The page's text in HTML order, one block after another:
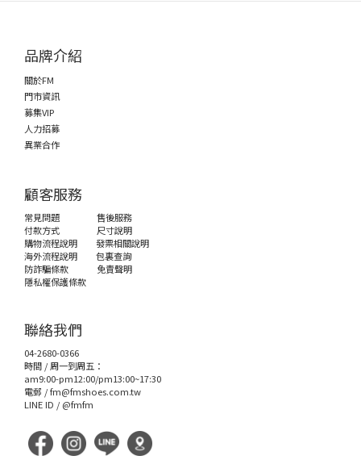
品牌介紹
關於FM
門市資訊
募集VIP
人力招募
異業合作
顧客服務
常見問題
售後服務
付款方式
尺寸說明
購物流程說明
發票相關說明
海外流程說明
包裏查詢
防詐騙條款
免責聲明
隱私權保護條款
聯絡我們
04-2680-0366
時間 / 周一到周五：
am9:00-pm12:00/pm13:00~17:30
電郵 /fm@fmshoes.com.tw
LINE ID / @fmfm